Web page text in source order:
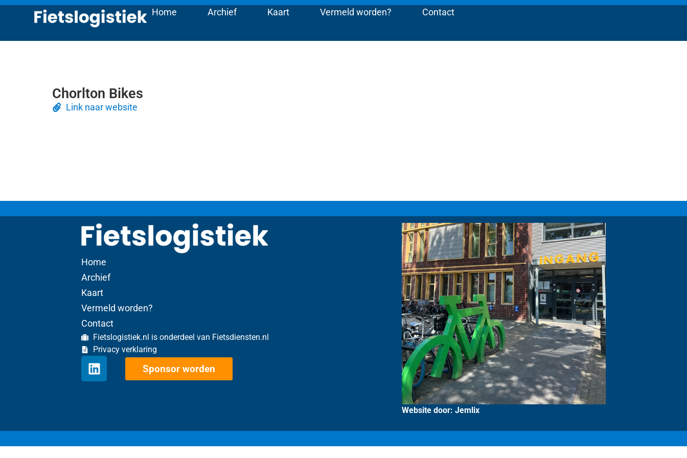
Home Archief Kaart Vermeld worden? Contact
Chorlton Bikes
Link naar website
Home
Archief
Kaart
Vermeld worden?
Contact
Fietslogistiek.nl is onderdeel van Fietsdiensten.nl
Privacy verklaring
Sponsor worden
Website door: Jemlix